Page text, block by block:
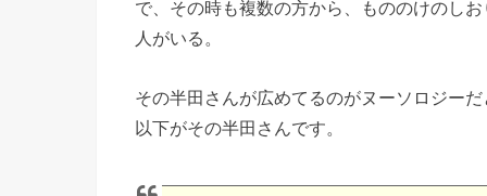
で、その時も複数の方から、もののけのし
人がいる。
その半田さんが広めてるのがヌーソロジー
以下がその半田さんです。